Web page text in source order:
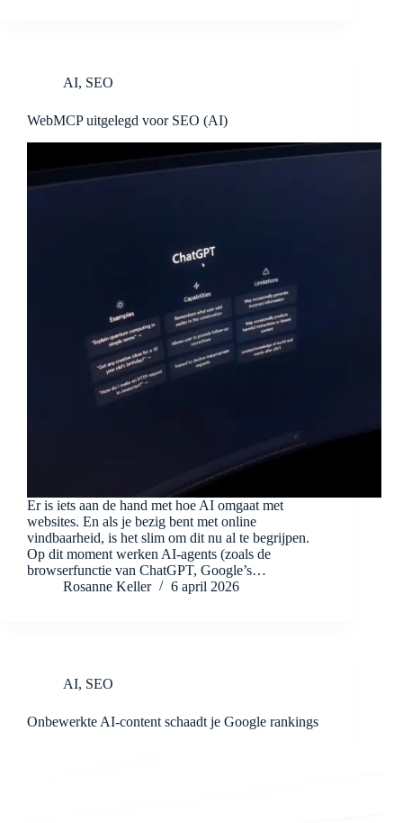
AI, SEO
WebMCP uitgelegd voor SEO (AI)
Er is iets aan de hand met hoe AI omgaat met
websites. En als je bezig bent met online
vindbaarheid, is het slim om dit nu al te begrijpen.
Op dit moment werken AI-agents (zoals de
browserfunctie van ChatGPT, Google’s…
Rosanne Keller
6 april 2026
AI, SEO
Onbewerkte AI-content schaadt je Google rankings